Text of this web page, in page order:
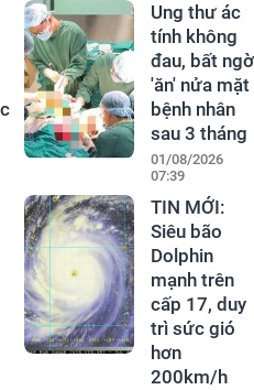
Ung thư ác
tính không
đau, bất ngờ
'ăn' nửa mặt
bệnh nhân
sau 3 tháng
01/08/2026
07:39
TIN MỚI:
Siêu bão
Dolphin
mạnh trên
cấp 17, duy
trì sức gió
hơn
200km/h